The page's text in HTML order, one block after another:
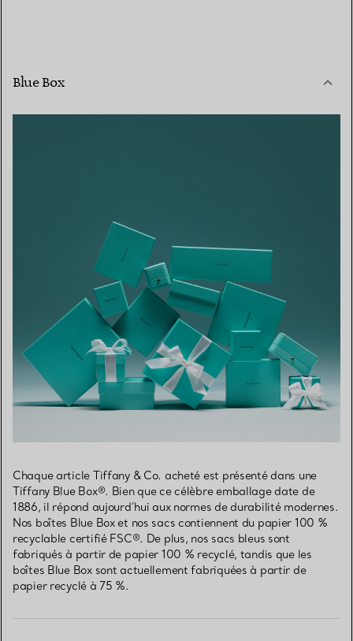
Blue Box
Chaque article Tiffany & Co. acheté est présenté dans une
Tiffany Blue Box®. Bien que ce célèbre emballage date de
1886, il répond aujourd’hui aux normes de durabilité modernes.
Nos boîtes Blue Box et nos sacs contiennent du papier 100 %
recyclable certifié FSC®. De plus, nos sacs bleus sont
fabriqués à partir de papier 100 % recyclé, tandis que les
boîtes Blue Box sont actuellement fabriquées à partir de
papier recyclé à 75 %.